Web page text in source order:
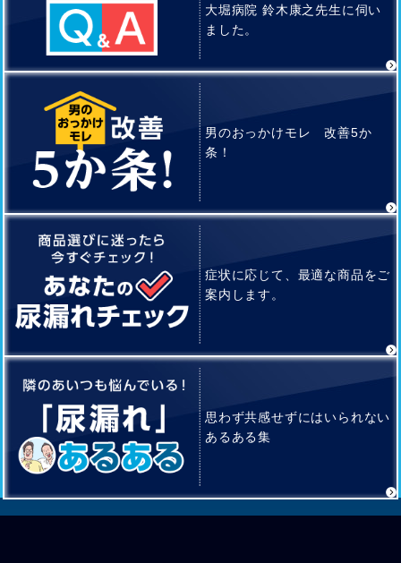
大堀病院 鈴木康之先生に伺い
ました。
男のおっかけモレ 改善5か
条！
症状に応じて、最適な商品をご
案内します。
思わず共感せずにはいられない
あるある集